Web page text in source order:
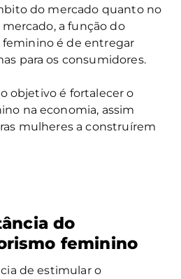
do mercado quanto no
a função do
é de entregar
para os consumidores.
objetivo é fortalecer o
na economia, assim
mulheres a construírem
do
feminino
de estimular o